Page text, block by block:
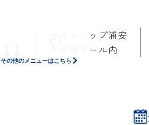
インシップ浦安
医療モール内
その他のメニューはこちら